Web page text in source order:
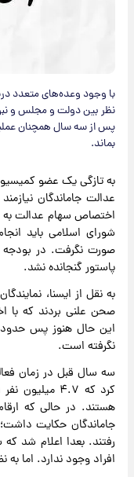
با وجود وعده‌های متعدد
نظر بین دولت و مجلس و
بماند.
به تازگی یک عضو
عدالت جاماندگان
شورای اسلامی باید
صورت نگرفت. در بودجه
پاستور گنجانده نشد.
صحن علنی بردند که با
این حال هنوز پس
نگرفته است.
سه سال قبل در زمان
کرد که ۴.۷
رفتند. بعدا اعلام شد
افراد وجود ندارد. اما